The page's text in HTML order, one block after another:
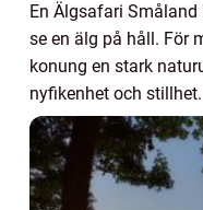
En Älgsafari
se en älg på håll. För
konung en stark
nyfikenhet och